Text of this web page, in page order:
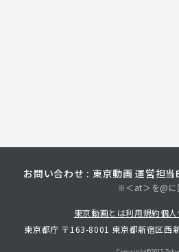
お問い合わせ : 東京動画 運営担当
※＜at＞を@に
東京動画とは利用規約個
東京都庁 〒163-8001 東京都新宿区西